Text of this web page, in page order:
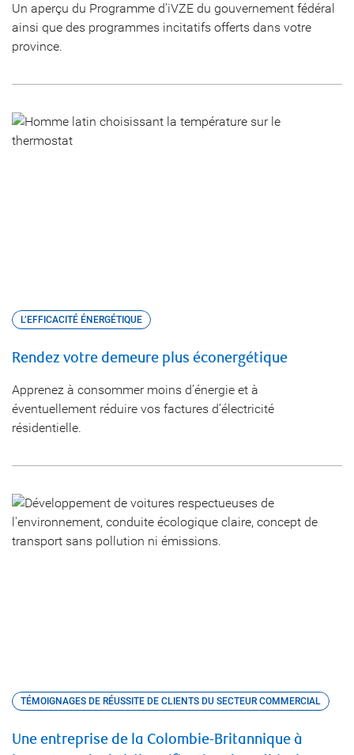
Un aperçu du Programme d’iVZE du gouvernement fédéral
ainsi que des programmes incitatifs offerts dans votre
province.
L’EFFICACITÉ ÉNERGÉTIQUE
Rendez votre demeure plus éconergétique
Apprenez à consommer moins d’énergie et à
éventuellement réduire vos factures d’électricité
résidentielle.
TÉMOIGNAGES DE RÉUSSITE DE CLIENTS DU SECTEUR COMMERCIAL
Une entreprise de la Colombie-Britannique à